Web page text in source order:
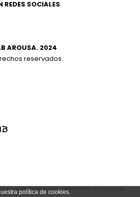
política de cookies.
REDES SOCIALES
AROUSA. 2024
reservados.
económica, crecemento de emprego,